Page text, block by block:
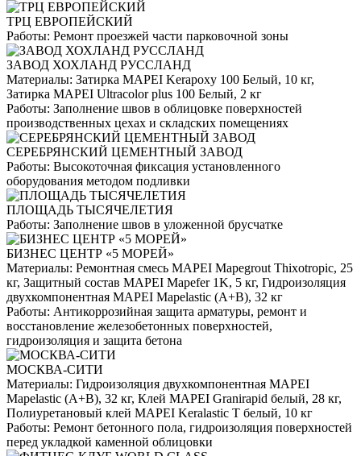
ТРЦ ЕВРОПЕЙСКИЙ
Работы: Ремонт проезжей части парковочной зоны
ЗАВОД ХОХЛАНД РУССЛАНД
Материалы: Затирка MAPEI Kerapoxy 100 Белый, 10 кг,
Затирка MAPEI Ultracolor plus 100 Белый, 2 кг
Работы: Заполнение швов в облицовке поверхностей
производственных цехах и складских помещениях
СЕРЕБРЯНСКИЙ ЦЕМЕНТНЫЙ ЗАВОД
Работы: Высокоточная фиксация установленного
оборудования методом подливки
ПЛОЩАДЬ ТЫСЯЧЕЛЕТИЯ
Работы: Заполнение швов в уложенной брусчатке
БИЗНЕС ЦЕНТР «5 МОРЕЙ»
Материалы: Ремонтная смесь MAPEI Mapegrout Thixotropic, 25
кг, Защитный состав MAPEI Mapefer 1K, 5 кг, Гидроизоляция
двухкомпонентная MAPEI Mapelastic (А+B), 32 кг
Работы: Антикоррозийная защита арматуры, ремонт и
восстановление железобетонных поверхностей,
гидроизоляция и защита бетона
МОСКВА-СИТИ
Материалы: Гидроизоляция двухкомпонентная MAPEI
Mapelastic (А+B), 32 кг, Клей MAPEI Granirapid белый, 28 кг,
Полиуретановый клей MAPEI Keralastic T белый, 10 кг
Работы: Ремонт бетонного пола, гидроизоляция поверхностей
перед укладкой каменной облицовки